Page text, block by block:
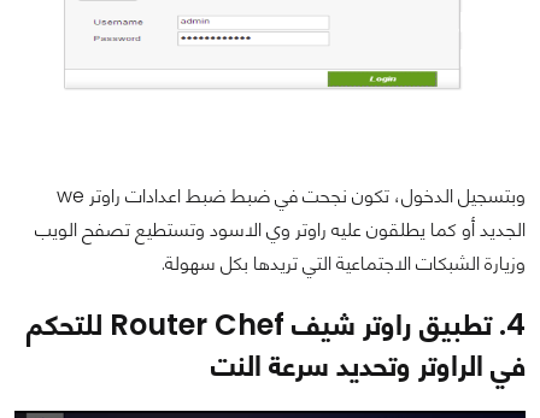
وبتسجيل الدخول، تكون نجحت في ضبط ضبط اعدادات راوتر we
الجديد أو كما يطلقون عليه راوتر وي الاسود وتستطيع تصفح الويب
وزيارة الشبكات الاجتماعية التي تريدها بكل سهولة.
4. تطبيق راوتر شيف Router Chef للتحكم
في الراوتر وتحديد سرعة النت